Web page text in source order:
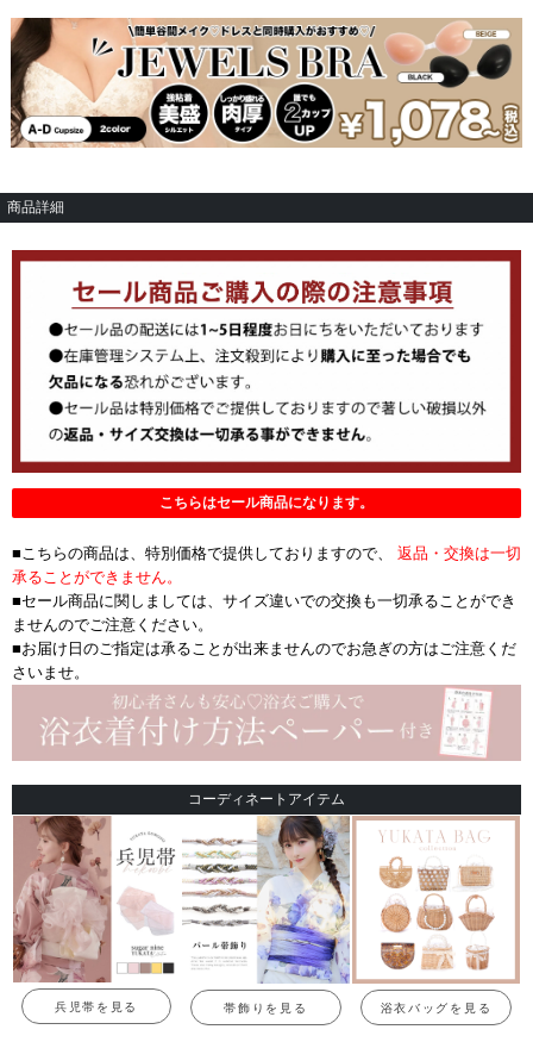
商品詳細
こちらはセール商品になります。
■こちらの商品は、特別価格で提供しておりますので、 返品・交換は一切
承ることができません。
■セール商品に関しましては、サイズ違いでの交換も一切承ることができ
ませんのでご注意ください。
■お届け日のご指定は承ることが出来ませんのでお急ぎの方はご注意くだ
さいませ。
コーディネートアイテム
兵児帯を見る 帯飾りを見る 浴衣バッグを見る